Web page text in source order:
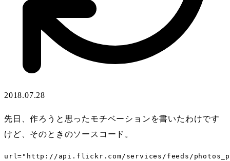
2018.07.28
先日、作ろうと思ったモチベーションを書いたわけです
けど、そのときのソースコード。
url="http://api.flickr.com/services/feeds/